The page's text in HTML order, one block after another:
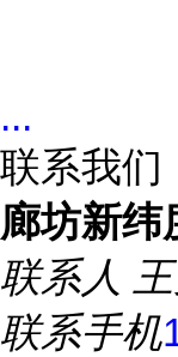
...
联系我们
廊坊新纬
联系人
联系手机